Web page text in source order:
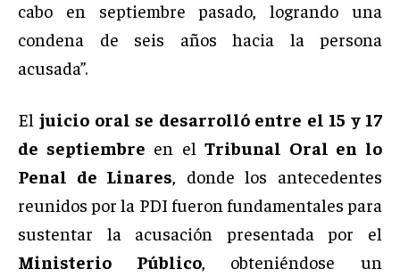
cabo en septiembre pasado, logrando una
condena de seis años hacia la persona
acusada”.
Eljuicio oral se desarrolló entre el 15 y 17
de septiembre en elTribunal Oral en lo
Penal de Linares , donde los antecedentes
reunidos por la PDI fueron fundamentales para
sustentar la acusación presentada por el
Ministerio Público, obteniéndose un